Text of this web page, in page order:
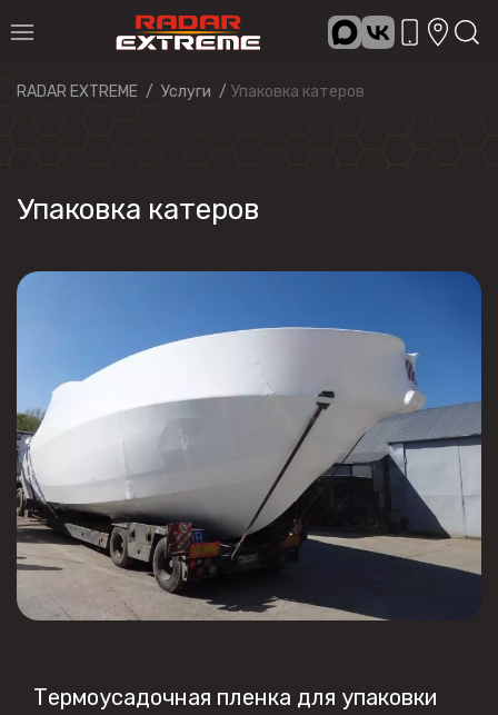
RADAR EXTREME Услуги Упаковка катеров
Упаковка катеров
Термоусадочная пленка для упаковки